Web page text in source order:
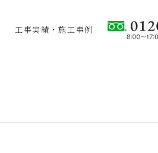
工事実績・施工事例